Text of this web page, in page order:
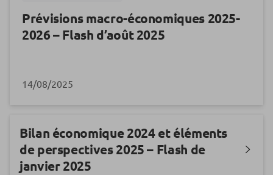
Prévisions macro-économiques 2025-
2026 – Flash d’août 2025
14/08/2025
Bilan économique 2024 et éléments
de perspectives 2025 – Flash de
janvier 2025